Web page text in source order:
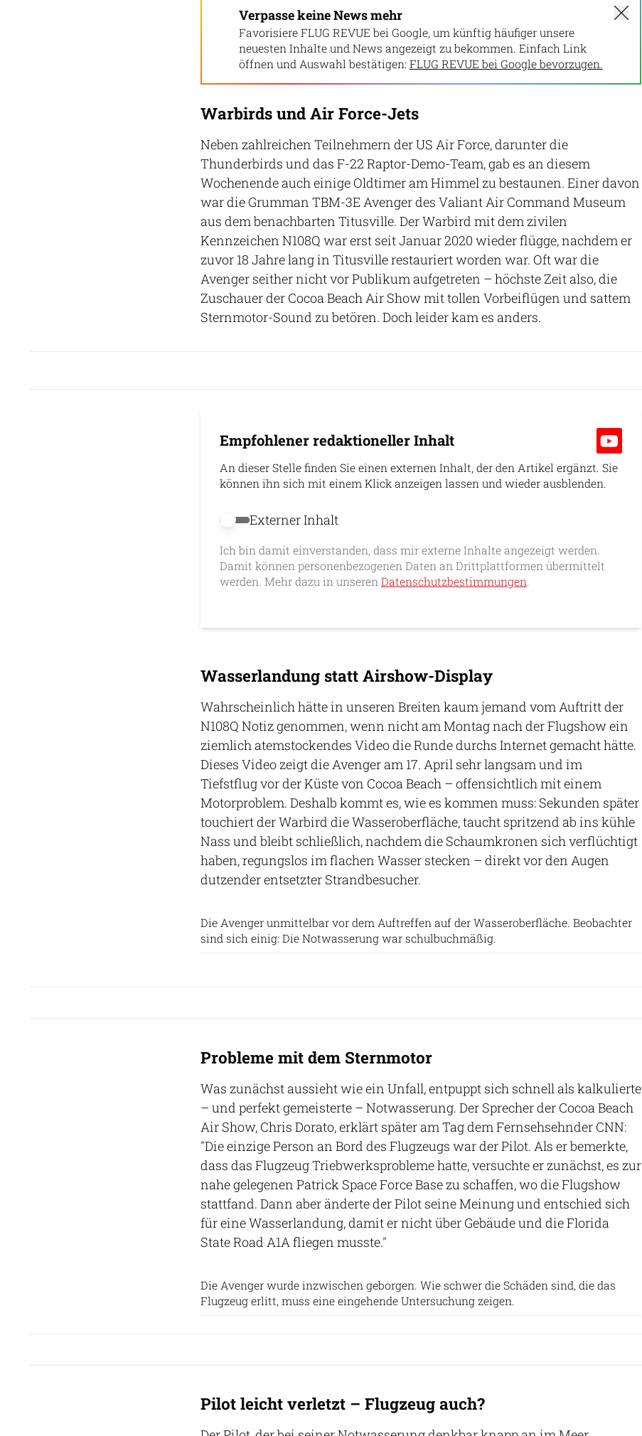
Verpasse keine News mehr
Favorisiere FLUG REVUE bei Google, um künftig häufiger unsere
neuesten Inhalte und News angezeigt zu bekommen. Einfach Link
öffnen und Auswahl bestätigen: FLUG REVUE bei Google bevorzugen.
Warbirds und Air Force-Jets
Neben zahlreichen Teilnehmern der US Air Force, darunter die
Thunderbirds und das F-22 Raptor-Demo-Team, gab es an diesem
Wochenende auch einige Oldtimer am Himmel zu bestaunen. Einer davon
war die Grumman TBM-3E Avenger des Valiant Air Command Museum
aus dem benachbarten Titusville. Der Warbird mit dem zivilen
Kennzeichen N108Q war erst seit Januar 2020 wieder flügge, nachdem er
zuvor 18 Jahre lang in Titusville restauriert worden war. Oft war die
Avenger seither nicht vor Publikum aufgetreten – höchste Zeit also, die
Zuschauer der Cocoa Beach Air Show mit tollen Vorbeiflügen und sattem
Sternmotor-Sound zu betören. Doch leider kam es anders.
Empfohlener redaktioneller Inhalt
An dieser Stelle finden Sie einen externen Inhalt, der den Artikel ergänzt. Sie
können ihn sich mit einem Klick anzeigen lassen und wieder ausblenden.
Externer Inhalt erlauben
Externer Inhalt
Ich bin damit einverstanden, dass mir externe Inhalte angezeigt werden.
Damit können personenbezogenen Daten an Drittplattformen übermittelt
werden. Mehr dazu in unseren Datenschutzbestimmungen.
Wasserlandung statt Airshow-Display
Wahrscheinlich hätte in unseren Breiten kaum jemand vom Auftritt der
N108Q Notiz genommen, wenn nicht am Montag nach der Flugshow ein
ziemlich atemstockendes Video die Runde durchs Internet gemacht hätte.
Dieses Video zeigt die Avenger am 17. April sehr langsam und im
Tiefstflug vor der Küste von Cocoa Beach – offensichtlich mit einem
Motorproblem. Deshalb kommt es, wie es kommen muss: Sekunden später
touchiert der Warbird die Wasseroberfläche, taucht spritzend ab ins kühle
Nass und bleibt schließlich, nachdem die Schaumkronen sich verflüchtigt
haben, regungslos im flachen Wasser stecken – direkt vor den Augen
dutzender entsetzter Strandbesucher.
Die Avenger unmittelbar vor dem Auftreffen auf der Wasseroberfläche. Beobachter
sind sich einig: Die Notwasserung war schulbuchmäßig.
Probleme mit dem Sternmotor
Was zunächst aussieht wie ein Unfall, entpuppt sich schnell als kalkulierte
– und perfekt gemeisterte – Notwasserung. Der Sprecher der Cocoa Beach
Air Show, Chris Dorato, erklärt später am Tag dem Fernsehsehnder CNN:
"Die einzige Person an Bord des Flugzeugs war der Pilot. Als er bemerkte,
dass das Flugzeug Triebwerksprobleme hatte, versuchte er zunächst, es zur
nahe gelegenen Patrick Space Force Base zu schaffen, wo die Flugshow
stattfand. Dann aber änderte der Pilot seine Meinung und entschied sich
für eine Wasserlandung, damit er nicht über Gebäude und die Florida
State Road A1A fliegen musste."
Die Avenger wurde inzwischen geborgen. Wie schwer die Schäden sind, die das
Flugzeug erlitt, muss eine eingehende Untersuchung zeigen.
Pilot leicht verletzt – Flugzeug auch?